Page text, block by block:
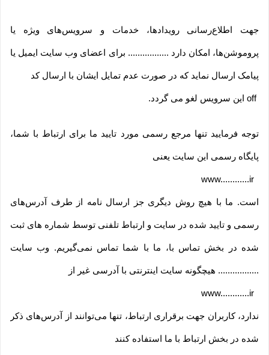
جهت اطلاع‌رسانی رویدادها، خدمات و سرویس‌های ویژه یا
پروموشن‌ها، امکان دارد ................. برای اعضای وب سایت ایمیل یا
پیامک ارسال نماید که در صورت عدم تمایل ایشان با ارسال کد
off این سرویس لغو می گردد.
توجه فرمایید تنها مرجع رسمی مورد تایید ما برای ارتباط با شما،
پایگاه رسمی این سایت یعنی
www............ir
است. ما با هیچ روش دیگری جز ارسال نامه از طرف آدرس‏‌های
رسمی و تایید شده در سایت و ارتباط تلفنی توسط شماره های ثبت
شده در بخش تماس با، ما با شما تماس نمی‌‏گیریم. وب سایت
................. هیچگونه سایت اینترنتی با آدرسی غیر از
www............ir
ندارد، کاربران جهت برقراری ارتباط، تنها می‏‌توانند از آدرس‌‏های ذکر
شده در بخش ارتباط با ما استفاده کنند